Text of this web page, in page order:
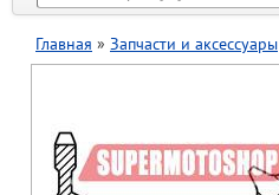
Главная » Запчасти и аксессуары